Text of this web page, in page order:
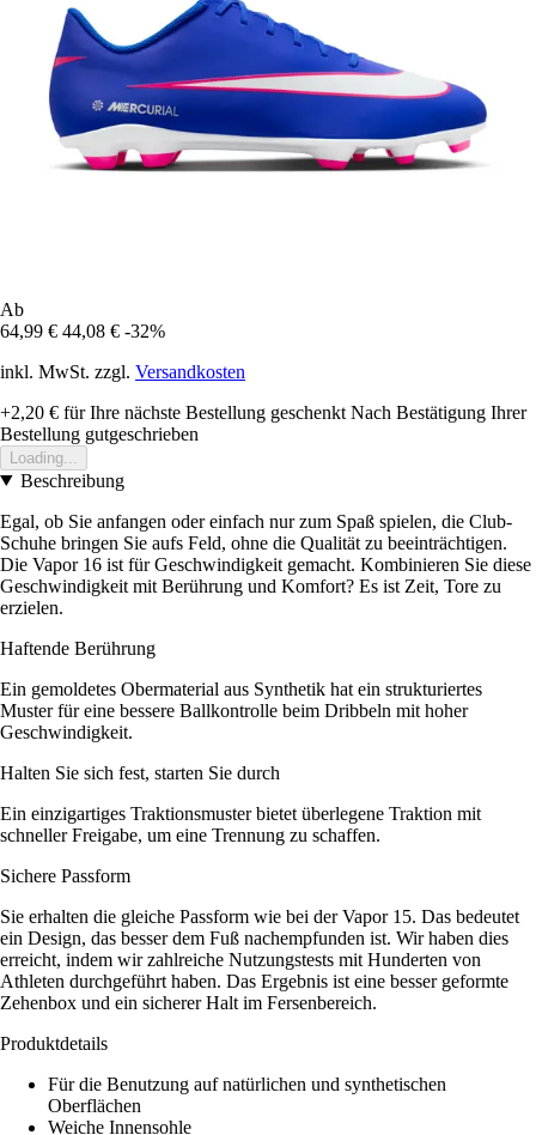
Ab
64,99 € 44,08 € -32%
inkl. MwSt. zzgl. Versandkosten
+2,20 € für Ihre nächste Bestellung geschenkt Nach Bestätigung Ihrer
Bestellung gutgeschrieben
Loading...
Beschreibung
Egal, ob Sie anfangen oder einfach nur zum Spaß spielen, die Club-
Schuhe bringen Sie aufs Feld, ohne die Qualität zu beeinträchtigen.
Die Vapor 16 ist für Geschwindigkeit gemacht. Kombinieren Sie diese
Geschwindigkeit mit Berührung und Komfort? Es ist Zeit, Tore zu
erzielen.
Haftende Berührung
Ein gemoldetes Obermaterial aus Synthetik hat ein strukturiertes
Muster für eine bessere Ballkontrolle beim Dribbeln mit hoher
Geschwindigkeit.
Halten Sie sich fest, starten Sie durch
Ein einzigartiges Traktionsmuster bietet überlegene Traktion mit
schneller Freigabe, um eine Trennung zu schaffen.
Sichere Passform
Sie erhalten die gleiche Passform wie bei der Vapor 15. Das bedeutet
ein Design, das besser dem Fuß nachempfunden ist. Wir haben dies
erreicht, indem wir zahlreiche Nutzungstests mit Hunderten von
Athleten durchgeführt haben. Das Ergebnis ist eine besser geformte
Zehenbox und ein sicherer Halt im Fersenbereich.
Produktdetails
Für die Benutzung auf natürlichen und synthetischen
Oberflächen
Weiche Innensohle